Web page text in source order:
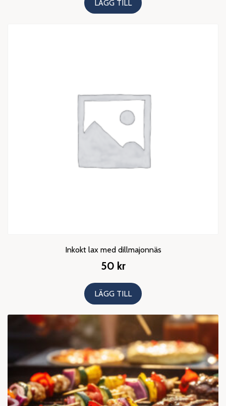
LÄGG TILL
Inkokt lax med dillmajonnäs
50 kr
LÄGG TILL